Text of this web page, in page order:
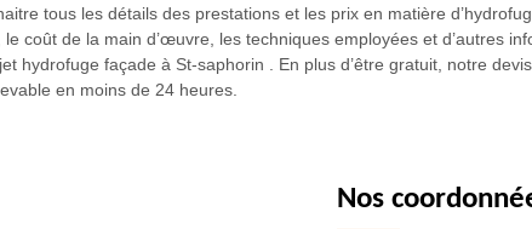
tous les détails des prestations et les prix en matière
coût de la main d’œuvre, les techniques employées et d’autres
hydrofuge façade à St-saphorin . En plus d’être gratuit, notre
en moins de 24 heures.
Nos